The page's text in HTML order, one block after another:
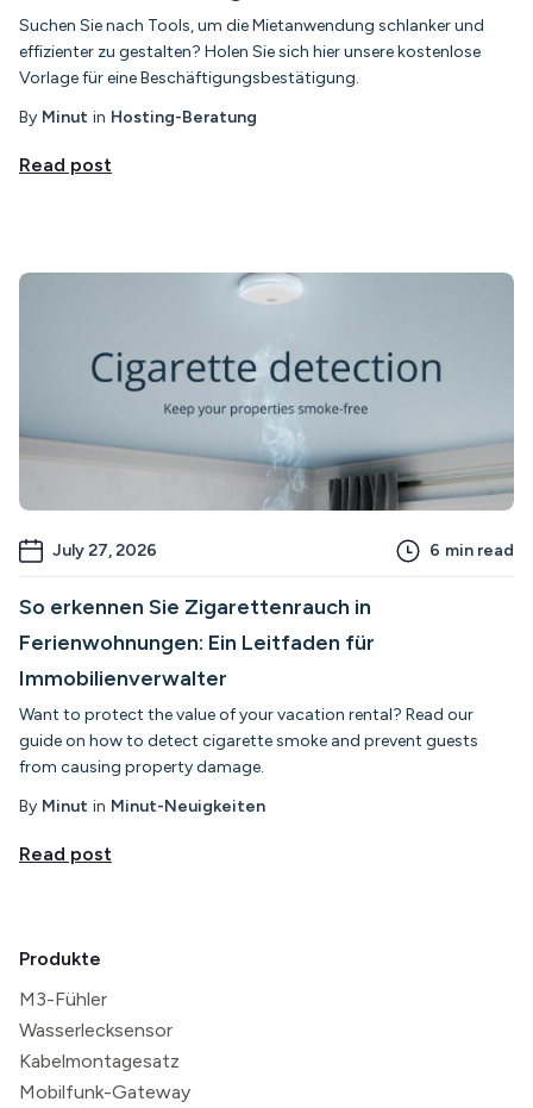
Suchen Sie nach Tools, um die Mietanwendung schlanker und
effizienter zu gestalten? Holen Sie sich hier unsere kostenlose
Vorlage für eine Beschäftigungsbestätigung.
By Minut in Hosting-Beratung
Read post
July 27, 2026 6 min read
So erkennen Sie Zigarettenrauch in
Ferienwohnungen: Ein Leitfaden für
Immobilienverwalter
Want to protect the value of your vacation rental? Read our
guide on how to detect cigarette smoke and prevent guests
from causing property damage.
By Minut in Minut-Neuigkeiten
Read post
Produkte
M3-Fühler
Wasserlecksensor
Kabelmontagesatz
Mobilfunk-Gateway